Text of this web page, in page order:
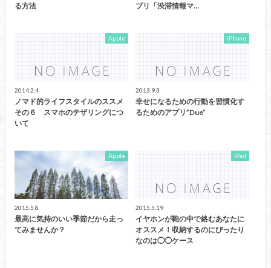
る方法
プリ「渋滞情報マ…
Apple
2014.2.4
ノマド的ライフスタイルのススメ
その６ スマホのテザリングにつ
いて
iPhone
2013.9.3
幸せになるための行動を習慣化す
るためのアプリ”Due”
Apple
2015.5.8
最高に気持のいい季節だから走っ
てみませんか？
iPad
2015.5.19
イヤホンが鞄の中で絡むあなたに
オススメ！収納するのにぴったり
なのは◯◯ケース